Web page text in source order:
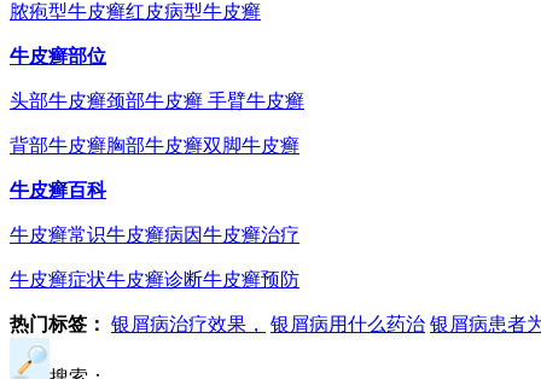
脓疱型牛皮癣红皮病型牛皮癣
牛皮癣部位
头部牛皮癣颈部牛皮癣 手臂牛皮癣
背部牛皮癣胸部牛皮癣双脚牛皮癣
牛皮癣百科
牛皮癣常识牛皮癣病因牛皮癣治疗
牛皮癣症状牛皮癣诊断牛皮癣预防
热门标签： 银屑病治疗效果， 银屑病用什么药治 银屑病患者